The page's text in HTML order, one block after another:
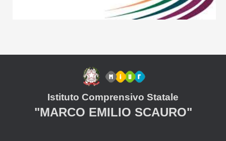
Istituto Comprensivo Statale
"MARCO EMILIO SCAURO"